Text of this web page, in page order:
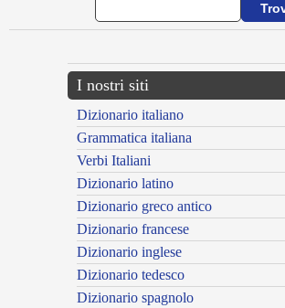
I nostri siti
Dizionario italiano
Grammatica italiana
Verbi Italiani
Dizionario latino
Dizionario greco antico
Dizionario francese
Dizionario inglese
Dizionario tedesco
Dizionario spagnolo